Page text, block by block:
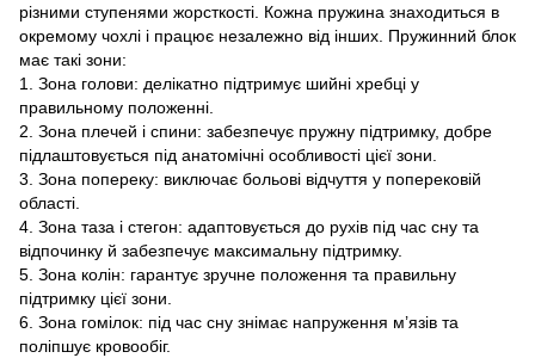
різними ступенями жорсткості. Кожна пружина знаходиться в
окремому чохлі і працює незалежно від інших. Пружинний блок
має такі зони:
1. Зона голови: делікатно підтримує шийні хребці у
правильному положенні.
2. Зона плечей і спини: забезпечує пружну підтримку, добре
підлаштовується під анатомічні особливості цієї зони.
3. Зона попереку: виключає больові відчуття у поперековій
області.
4. Зона таза і стегон: адаптовується до рухів під час сну та
відпочинку й забезпечує максимальну підтримку.
5. Зона колін: гарантує зручне положення та правильну
підтримку цієї зони.
6. Зона гомілок: під час сну знімає напруження м’язів та
поліпшує кровообіг.